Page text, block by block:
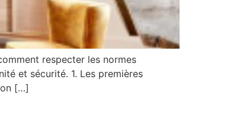
respecter les normes
et sécurité. 1. Les premières
[…]